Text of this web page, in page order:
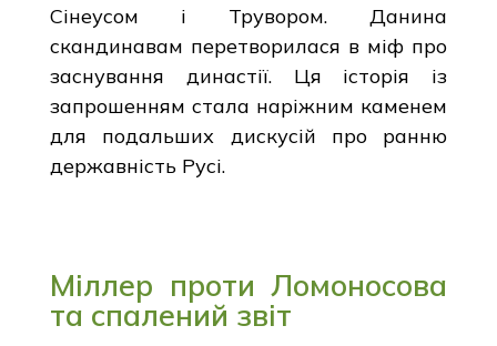
Сінеусом і Трувором. Данина
скандинавам перетворилася в міф про
заснування династії. Ця історія із
запрошенням стала наріжним каменем
для подальших дискусій про ранню
державність Русі.
Міллер проти Ломоносова
та спалений звіт